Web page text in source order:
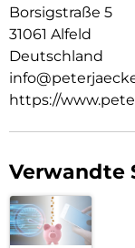
Borsigstraße 5
31061 Alfeld
Deutschland
https://
Verwandte